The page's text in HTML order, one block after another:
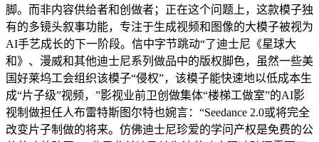
脚。而非内容供给者和创做者；正在这个问题上，这款模子独
有的多镜头叙事功能，专注于生成视频和图像的大模子被视为
AI手艺成长的下一阶段。信中字节跳动“了迪士尼《星球大
和》、漫威和其他迪士尼系列做品中的版权脚色，虽然一些美
国好莱坞工会组织该模子“侵权”，该模子能快速地以低成本生
成“片子级”视频，”影视业前卫创做集体“楼梯工做室”的AI影
视制做担任人布雷特斯图尔特也婉言：“Seedance 2.0或将完全
改变片子制做的将来。仿佛迪士尼珍爱的学问产权是免费的公